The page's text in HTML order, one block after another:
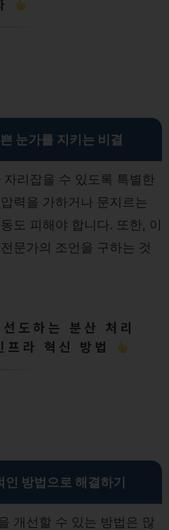
눈가를 지키는 비결
리잡을 수 있도록 특별한
력을 가하거나 문지르는
도 피해야 합니다. 또한, 이
문가의 조언을 구하는 것
도하는 분산 처리
프라 혁신 방법
방법으로 해결하기
개선할 수 있는 방법은 많